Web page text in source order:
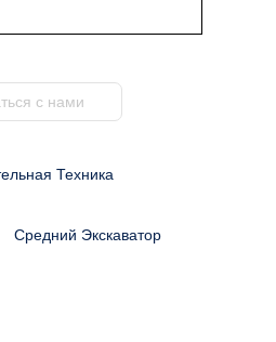
с нами
Техника
Средний Экскаватор